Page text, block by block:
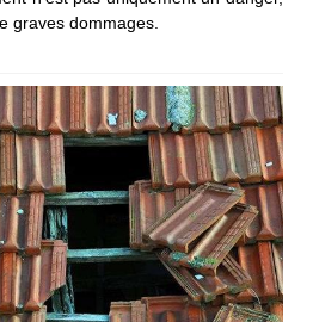
graves dommages.